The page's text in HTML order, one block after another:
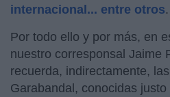
internacional... entre otros.
Por todo ello y por más, en
nuestro corresponsal Jaime
recuerda, indirectamente,
Garabandal, conocidas